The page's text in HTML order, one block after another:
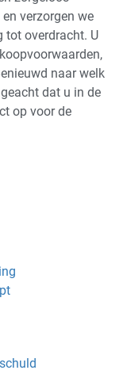
verzorgen we
tot overdracht. U
naar welk
dat u in de
op voor de